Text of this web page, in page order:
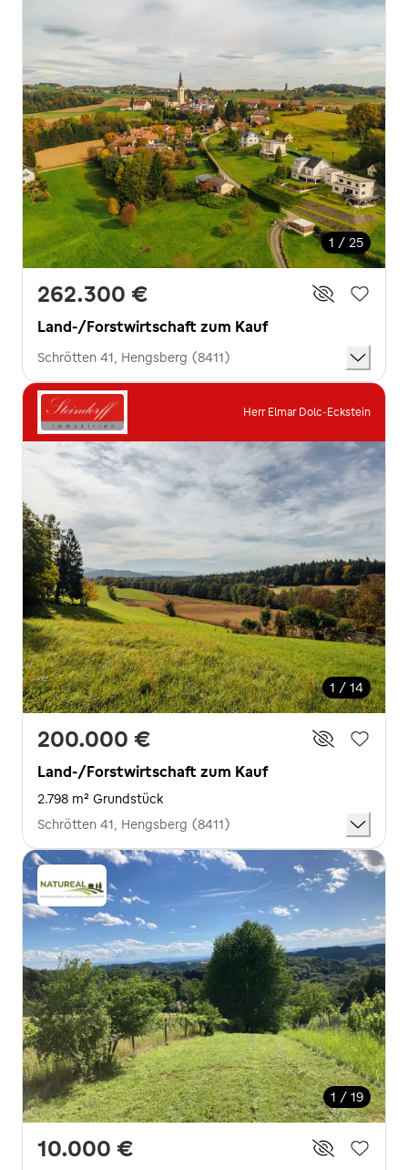
1 / 25
262.300 €
Land-/Forstwirtschaft zum Kauf
Schrötten 41, Hengsberg (8411)
Herr Elmar Dolc-Eckstein
1 / 14
200.000 €
Land-/Forstwirtschaft zum Kauf
2.798 m² Grundstück
Schrötten 41, Hengsberg (8411)
1 / 19
10.000 €